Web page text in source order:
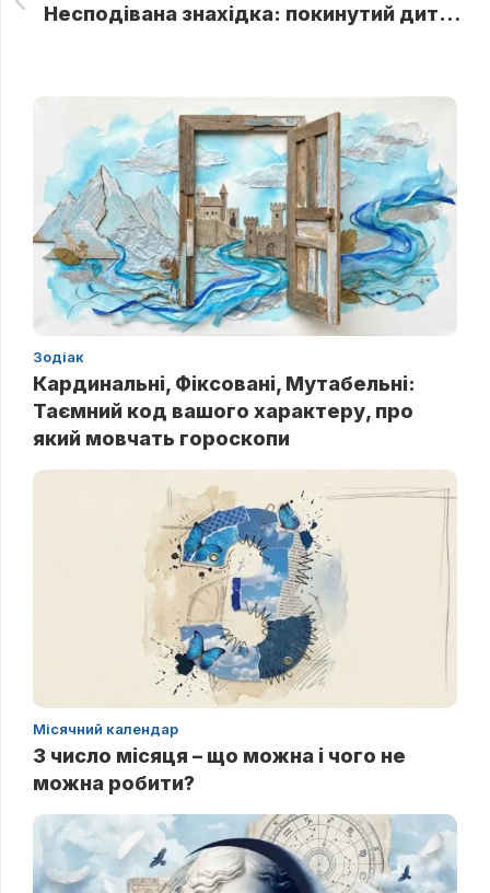
Несподівана знахідка: покинутий дитячий візочок змінив життя бідної жінки
Зодіак
Кардинальні, Фіксовані, Мутабельні:
Таємний код вашого характеру, про
який мовчать гороскопи
Місячний календар
3 число місяця – що можна і чого не
можна робити?